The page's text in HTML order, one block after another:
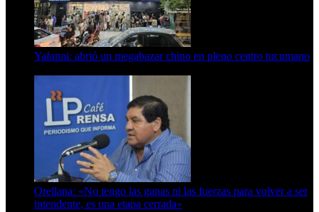
Yafanni: abrió un megabazar chino en pleno centro tucumano
Orellana: «No tengo las ganas ni las fuerzas para volver a ser
intendente, es una etapa cerrada»